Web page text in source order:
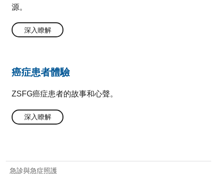
急診與急症照護
源。
深入瞭解
癌症患者體驗
ZSFG癌症患者的故事和心聲。
深入瞭解